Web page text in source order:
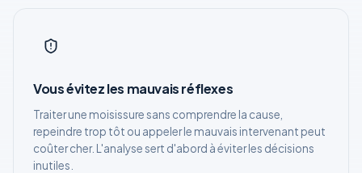
Vous évitez les mauvais réflexes
Traiter une moisissure sans comprendre la cause,
repeindre trop tôt ou appeler le mauvais intervenant peut
coûter cher. L'analyse sert d'abord à éviter les décisions
inutiles.